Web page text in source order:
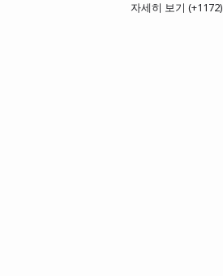
자세히 보기 (+1172)